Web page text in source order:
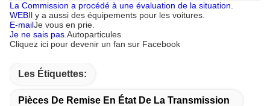
La Commission a procédé à une évaluation de la situation.
WEBIl y a aussi des équipements pour les voitures.
E-mailJe vous en prie.
Je ne sais pas. Autoparticules
Cliquez ici pour devenir un fan sur Facebook
Les Étiquettes:
Pièces De Remise En État De La Transmission